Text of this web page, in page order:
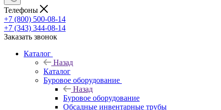
Телефоны
+7 (800) 500-08-14
+7 (343) 344-08-14
Заказать звонок
Каталог
Назад
Каталог
Буровое оборудование
Назад
Буровое оборудование
Обсадные инвентарные трубы